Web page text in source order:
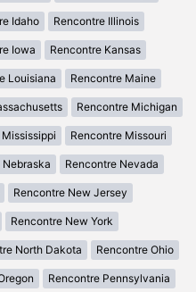
Idaho Rencontre Illinois
Iowa Rencontre Kansas
Louisiana Rencontre Maine
Rencontre Michigan
Rencontre Missouri
Rencontre Nevada
Rencontre New Jersey
Rencontre New York
North Dakota Rencontre Ohio
Rencontre Pennsylvania